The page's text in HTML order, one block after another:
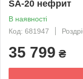
SA-20 нефрит
В наявності
Код: 681947
35 799 ₴